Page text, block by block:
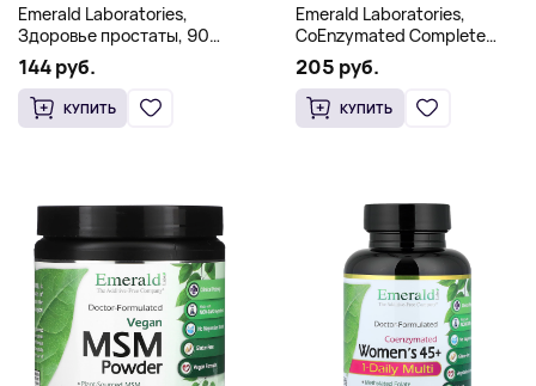
Emerald Laboratories,
Здоровье простаты, 90
растительных капсул
144 руб.
КУПИТЬ
Emerald Laboratories,
CoEnzymated Complete
Clinical + Multi, 120
растительных капсул
205 руб.
КУПИТЬ